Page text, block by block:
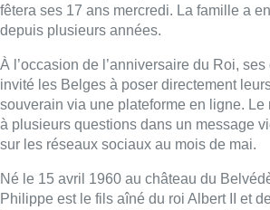
fêtera ses 17 ans mercredi. La famille a
depuis plusieurs années.
À l’occasion de l’anniversaire du Roi,
invité les Belges à poser directement
souverain via une plateforme en ligne.
à plusieurs questions dans un message
sur les réseaux sociaux au mois de mai.
Né le 15 avril 1960 au château du
Philippe est le fils aîné du roi Albert II et